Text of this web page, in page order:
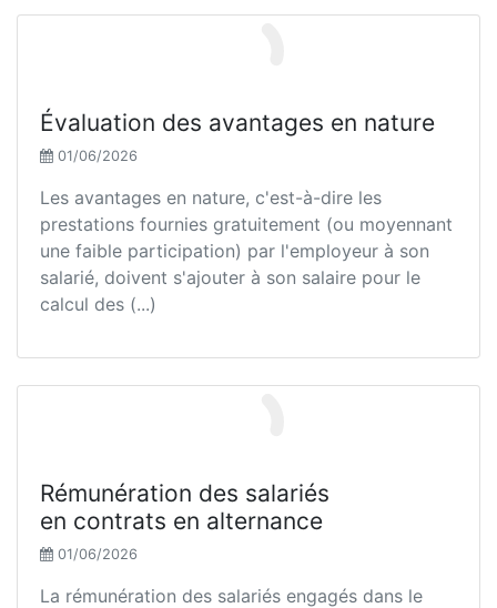
Évaluation des avantages en nature
01/06/2026
Les avantages en nature, c'est-à-dire les
prestations fournies gratuitement (ou moyennant
une faible participation) par l'employeur à son
salarié, doivent s'ajouter à son salaire pour le
calcul des (...)
Rémunération des salariés
en contrats en alternance
01/06/2026
La rémunération des salariés engagés dans le